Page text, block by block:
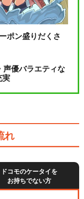
ポン盛りだくさ
声優バラエティな
実
れ
ドコモのケータイを
お持ちでない方